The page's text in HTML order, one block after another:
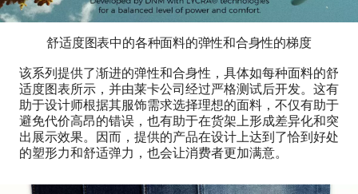
舒适度图表中的各种面料的弹性和合身性的梯度
该系列提供了渐进的弹性和合身性，具体如每种面料的舒
适度图表所示，并由莱卡公司经过严格测试后开发。这有
助于设计师根据其服饰需求选择理想的面料，不仅有助于
避免代价高昂的错误，也有助于在货架上形成差异化和突
出展示效果。因而，提供的产品在设计上达到了恰到好处
的塑形力和舒适弹力，也会让消费者更加满意。